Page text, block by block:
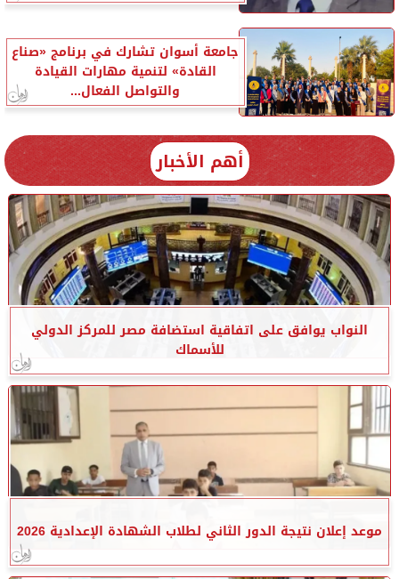
جامعة أسوان تشارك في برنامج «صناع
القادة» لتنمية مهارات القيادة
والتواصل الفعال...
أهم الأخبار
النواب يوافق على اتفاقية استضافة مصر للمركز الدولي
للأسماك
موعد إعلان نتيجة الدور الثاني لطلاب الشهادة الإعدادية 2026